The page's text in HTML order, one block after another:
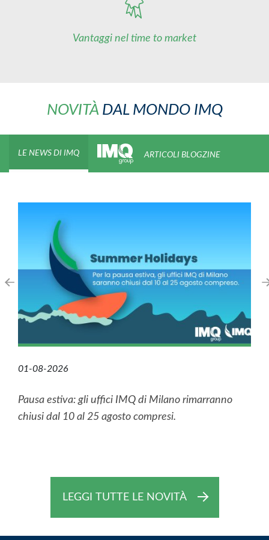
Vantaggi nel time to market
NOVITÀDAL MONDO IMQ
LE NEWS DI IMQ ARTICOLI BLOGZINE
01-08-2026
Pausa estiva: gli uffici IMQ di Milano rimarranno
chiusi dal 10 al 25 agosto compresi.
LEGGI TUTTE LE NOVITÀ